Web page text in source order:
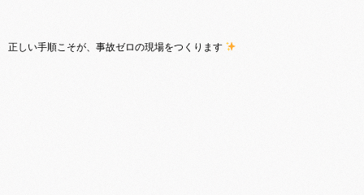
正しい手順こそが、事故ゼロの現場をつくります